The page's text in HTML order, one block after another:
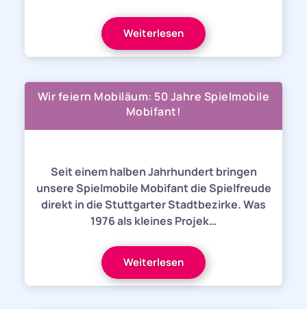
Weiterlesen
Wir feiern Mobiläum: 50 Jahre Spielmobile
Mobifant!
Seit einem halben Jahrhundert bringen
unsere Spielmobile Mobifant die Spielfreude
direkt in die Stuttgarter Stadtbezirke. Was
1976 als kleines Projek…
Weiterlesen